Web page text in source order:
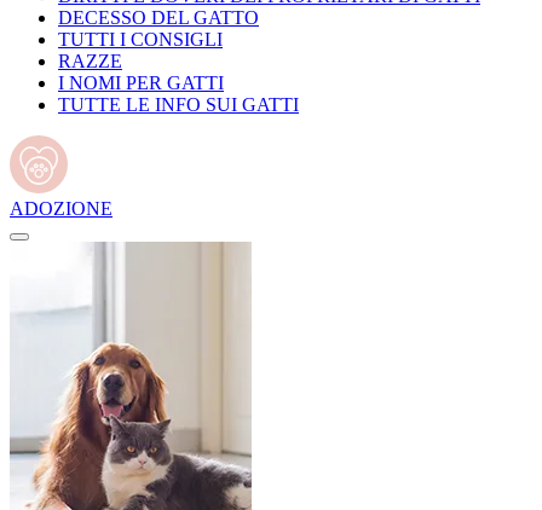
DECESSO DEL GATTO
TUTTI I CONSIGLI
RAZZE
I NOMI PER GATTI
TUTTE LE INFO SUI GATTI
ADOZIONE